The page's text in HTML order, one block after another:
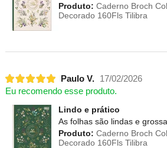
Produto: Caderno Broch
Decorado 160Fls Tilibra
Paulo V.
17/02/2026
Eu recomendo esse produto.
Lindo e prático
As folhas são lindas e
Produto: Caderno Broch
Decorado 160Fls Tilibra